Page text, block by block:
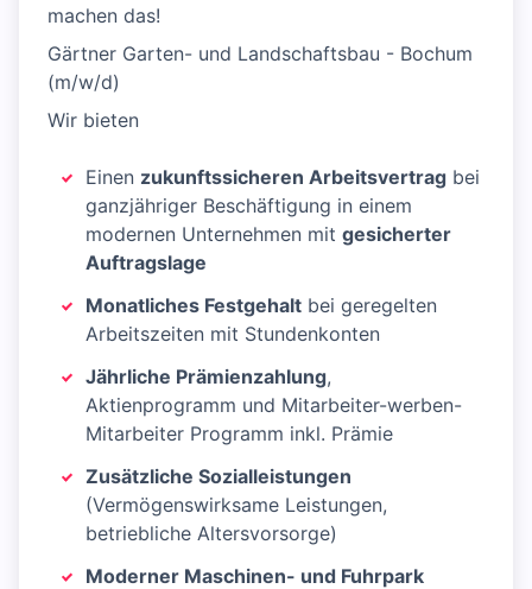
machen das!
Gärtner Garten- und Landschaftsbau - Bochum
(m/w/d)
Wir bieten
Einen zukunftssicheren Arbeitsvertrag bei
ganzjähriger Beschäftigung in einem
modernen Unternehmen mit gesicherter
Auftragslage
Monatliches Festgehalt bei geregelten
Arbeitszeiten mit Stundenkonten
Jährliche Prämienzahlung,
Aktienprogramm und Mitarbeiter-werben-
Mitarbeiter Programm inkl. Prämie
Zusätzliche Sozialleistungen
(Vermögenswirksame Leistungen,
betriebliche Altersvorsorge)
Moderner Maschinen- und Fuhrpark